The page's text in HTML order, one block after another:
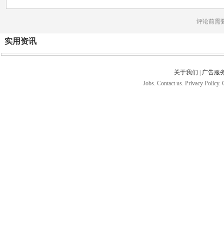
评论前需
实用资讯
关于我们
广告服
Jobs. Contact us. Privacy